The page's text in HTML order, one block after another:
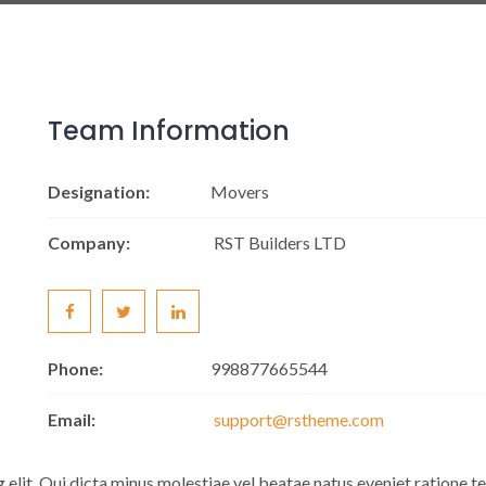
Team Information
Designation: Movers
Company: RST Builders LTD
Phone: 998877665544
Email: support@rstheme.com